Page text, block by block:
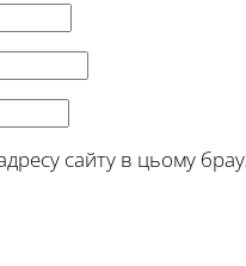
сайту в цьому